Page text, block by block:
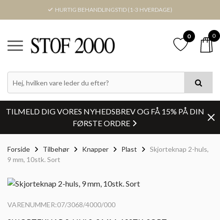
HURTIG BEHANDLINGSTID (1-3 HVERDAGE)
0 0
TILMELD DIG VORES NYHEDSBREV OG FÅ 15% PÅ DIN
FØRSTE ORDRE
Forside Tilbehør Knapper Plast
Skjorteknap 2-huls,
9 mm, 10stk. Sort
VARENUMMER:07/3068/4000/000